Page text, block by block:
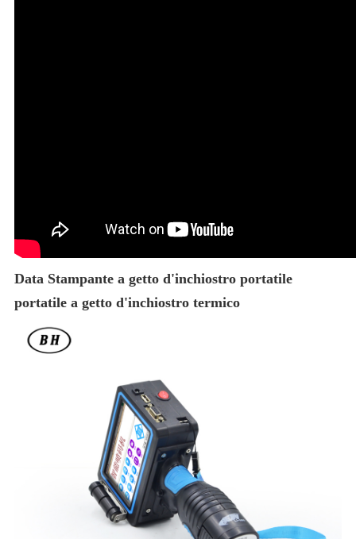
Data Stampante a getto d'inchiostro portatile
portatile a getto d'inchiostro termico